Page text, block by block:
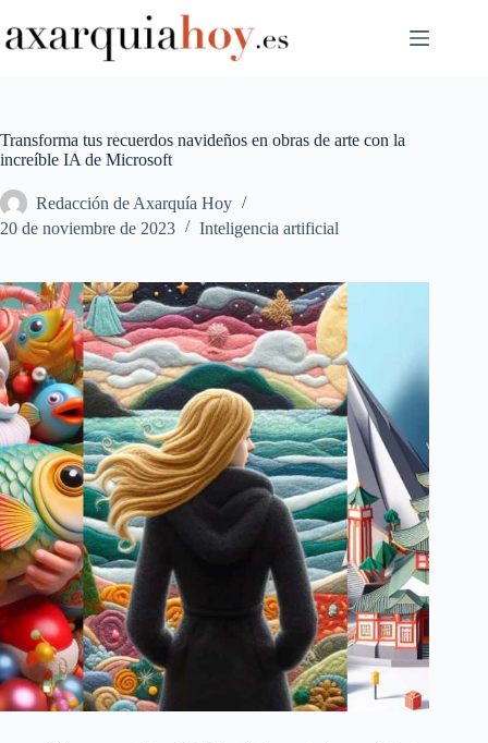
al
contenido
Transforma tus recuerdos navideños en obras de arte con la
increíble IA de Microsoft
Redacción de Axarquía Hoy
20 de noviembre de 2023
Inteligencia artificial